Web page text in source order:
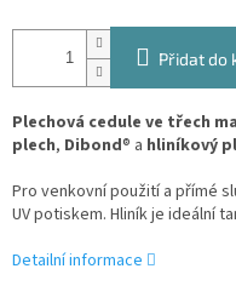
Přidat do
Plechová cedule ve třech
plech, Dibond® a hliníkový
Pro venkovní použití a přímé
UV potiskem. Hliník je ideální
Detailní informace